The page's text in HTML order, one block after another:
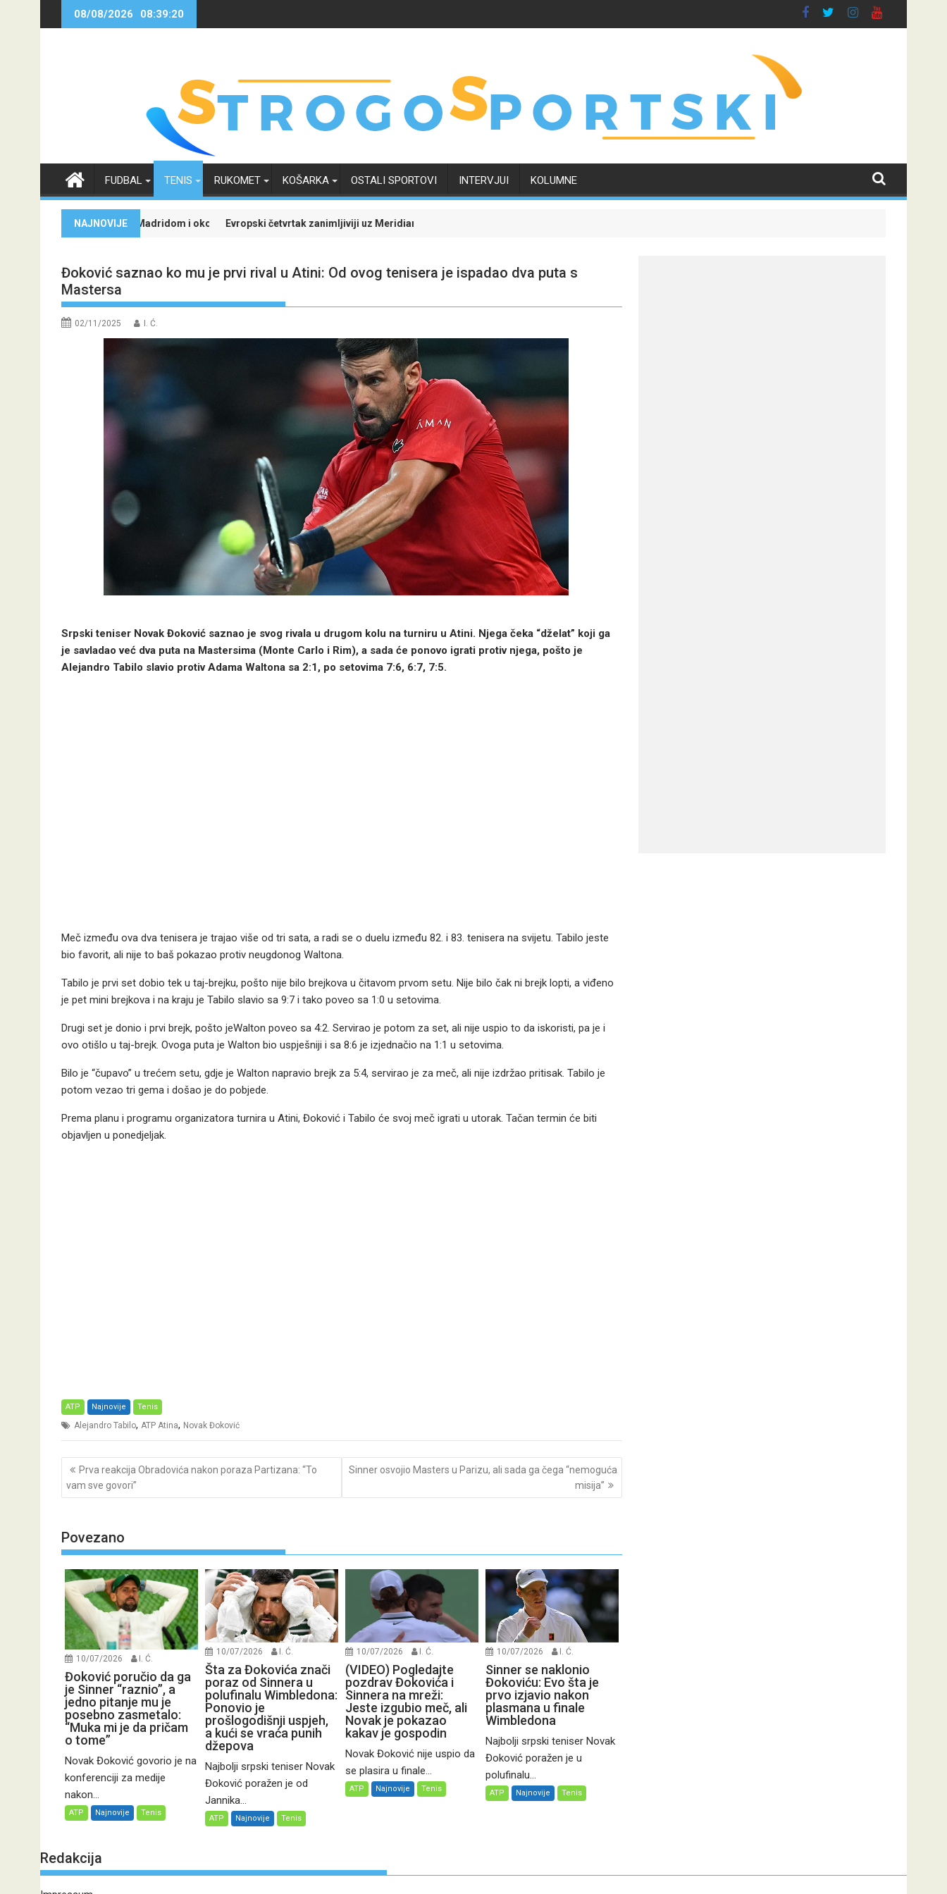
08/08/2026 08:39:21
FUDBAL TENIS RUKOMET KOŠARKA OSTALI SPORTOVI INTERVJUI KOLUMNE
NAJNOVIJE
sa Real Madridom i okončao neizvijesnost oko svoje budućnosti
Evropski četvrtak zanimljiviji uz Meridian: Isprati borbu za grupnu fazu uz najveće kvote
Đoković saznao ko mu je prvi rival u Atini: Od ovog tenisera je ispadao dva puta s
Mastersa
02/11/2025 I. Ć.
Srpski teniser Novak Đoković saznao je svog rivala u drugom kolu na turniru u Atini. Njega čeka “dželat” koji ga
je savladao već dva puta na Mastersima (Monte Carlo i Rim), a sada će ponovo igrati protiv njega, pošto je
Alejandro Tabilo slavio protiv Adama Waltona sa 2:1, po setovima 7:6, 6:7, 7:5.
Meč između ova dva tenisera je trajao više od tri sata, a radi se o duelu između 82. i 83. tenisera na svijetu. Tabilo jeste
bio favorit, ali nije to baš pokazao protiv neugdonog Waltona.
Tabilo je prvi set dobio tek u taj-brejku, pošto nije bilo brejkova u čitavom prvom setu. Nije bilo čak ni brejk lopti, a viđeno
je pet mini brejkova i na kraju je Tabilo slavio sa 9:7 i tako poveo sa 1:0 u setovima.
Drugi set je donio i prvi brejk, pošto jeWalton poveo sa 4:2. Servirao je potom za set, ali nije uspio to da iskoristi, pa je i
ovo otišlo u taj-brejk. Ovoga puta je Walton bio uspješniji i sa 8:6 je izjednačio na 1:1 u setovima.
Bilo je “čupavo” u trećem setu, gdje je Walton napravio brejk za 5:4, servirao je za meč, ali nije izdržao pritisak. Tabilo je
potom vezao tri gema i došao je do pobjede.
Prema planu i programu organizatora turnira u Atini, Đoković i Tabilo će svoj meč igrati u utorak. Tačan termin će biti
objavljen u ponedjeljak.
ATP Najnovije Tenis
Alejandro Tabilo, ATP Atina, Novak Đoković
Post
navigation
Prva reakcija Obradovića nakon poraza Partizana: “To
vam sve govori”
Sinner osvojio Masters u Parizu, ali sada ga čega “nemoguća
misija”
Povezano
10/07/2026 I. Ć.
Đoković poručio da ga
je Sinner “raznio”, a
jedno pitanje mu je
posebno zasmetalo:
“Muka mi je da pričam
o tome”
Novak Đoković govorio je na
konferenciji za medije
nakon...
ATP Najnovije Tenis
10/07/2026 I. Ć.
Šta za Đokovića znači
poraz od Sinnera u
polufinalu Wimbledona:
Ponovio je
prošlogodišnji uspjeh,
a kući se vraća punih
džepova
Najbolji srpski teniser Novak
Đoković poražen je od
Jannika...
ATP Najnovije Tenis
10/07/2026 I. Ć.
(VIDEO) Pogledajte
pozdrav Đokovića i
Sinnera na mreži:
Jeste izgubio meč, ali
Novak je pokazao
kakav je gospodin
Novak Đoković nije uspio da
se plasira u finale...
ATP Najnovije Tenis
10/07/2026 I. Ć.
Sinner se naklonio
Đokoviću: Evo šta je
prvo izjavio nakon
plasmana u finale
Wimbledona
Najbolji srpski teniser Novak
Đoković poražen je u
polufinalu...
ATP Najnovije Tenis
Redakcija